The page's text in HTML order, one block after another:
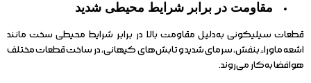
مقاومت در برابر شرایط محیطی شدید
قطعات سیلیکونی به‌دلیل مقاومت بالا در برابر شرایط محیطی سخت مانند
اشعه ماوراءبنفش، سرمای شدید و تابش‌های کیهانی، در ساخت قطعات مختلف
هوافضا به‌کار می‌روند.